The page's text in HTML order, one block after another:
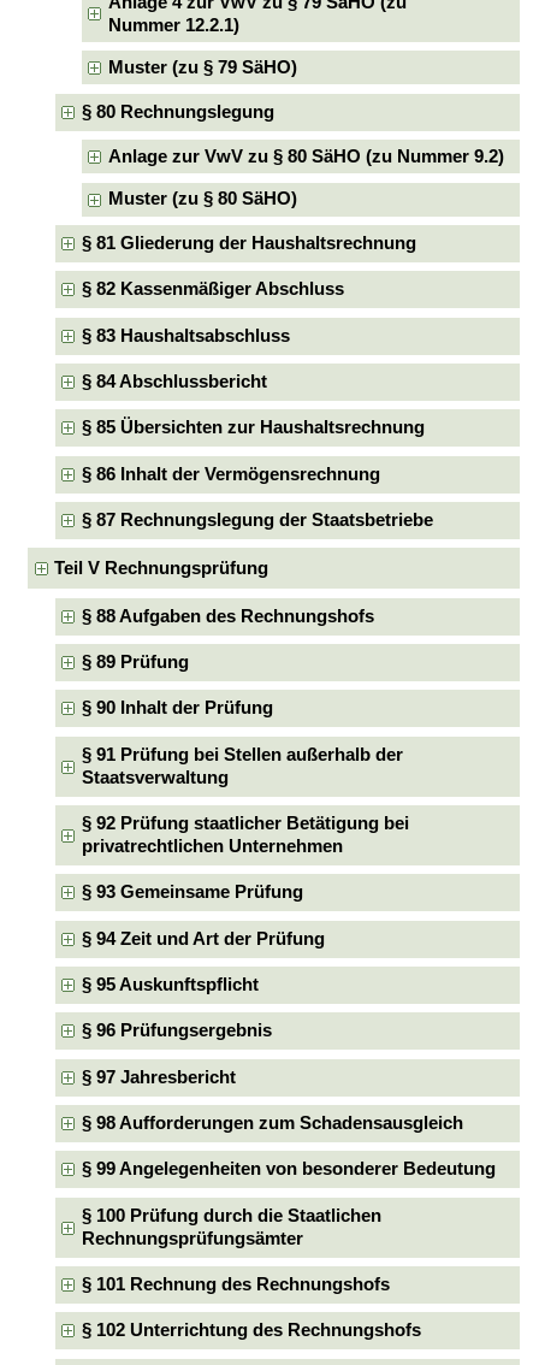
Nummer 12.2.1)
Muster (zu § 79 SäHO)
§ 80 Rechnungslegung
Anlage zur VwV zu § 80 SäHO (zu Nummer 9.2)
Muster (zu § 80 SäHO)
§ 81 Gliederung der Haushaltsrechnung
§ 82 Kassenmäßiger Abschluss
§ 83 Haushaltsabschluss
§ 84 Abschlussbericht
§ 85 Übersichten zur Haushaltsrechnung
§ 86 Inhalt der Vermögensrechnung
§ 87 Rechnungslegung der Staatsbetriebe
Teil V Rechnungsprüfung
§ 88 Aufgaben des Rechnungshofs
§ 89 Prüfung
§ 90 Inhalt der Prüfung
§ 91 Prüfung bei Stellen außerhalb der
Staatsverwaltung
§ 92 Prüfung staatlicher Betätigung bei
privatrechtlichen Unternehmen
§ 93 Gemeinsame Prüfung
§ 94 Zeit und Art der Prüfung
§ 95 Auskunftspflicht
§ 96 Prüfungsergebnis
§ 97 Jahresbericht
§ 98 Aufforderungen zum Schadensausgleich
§ 99 Angelegenheiten von besonderer Bedeutung
§ 100 Prüfung durch die Staatlichen
Rechnungsprüfungsämter
§ 101 Rechnung des Rechnungshofs
§ 102 Unterrichtung des Rechnungshofs